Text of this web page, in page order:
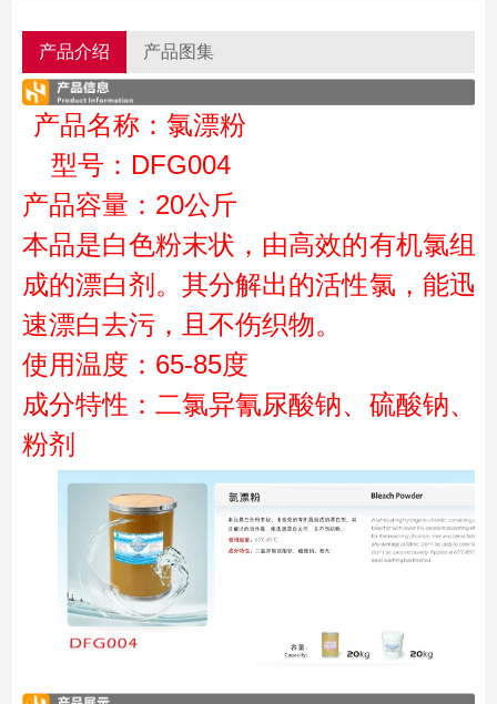
产品介绍 产品图集
产品名称：氯漂粉
型号：DFG004
产品容量：20公斤
本品是白色粉末状，由高效的有机氯组
成的漂白剂。其分解出的活性氯，能迅
速漂白去污，且不伤织物。
使用温度：65-85度
成分特性：二氯异氰尿酸钠、硫酸钠、
粉剂